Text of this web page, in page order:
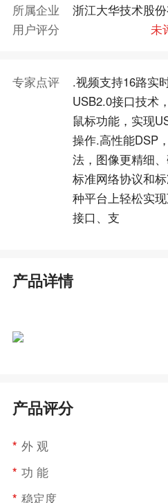
所属企业
浙江大华技术股
用户评分
未
专家点评
.视频支持16路实
USB2.0接口技术
鼠标功能，实现
操作.高性能DSP
法，图像更精细
标准网络协议和
种平台上轻松实
接口、支
产品详情
产品评分
* 外 观
* 功 能
* 稳定度